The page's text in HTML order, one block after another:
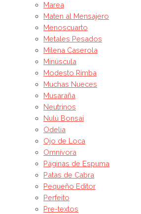
Marea
Maten al Mensajero
Menoscuarto
Metales Pesados
Milena Caserola
Minúscula
Modesto Rimba
Muchas Nueces
Musaraña
Neutrinos
Nulú Bonsai
Odelia
Ojo de Loca
Omnívora
Páginas de Espuma
Patas de Cabra
Pequeño Editor
Perfeito
Pre-textos